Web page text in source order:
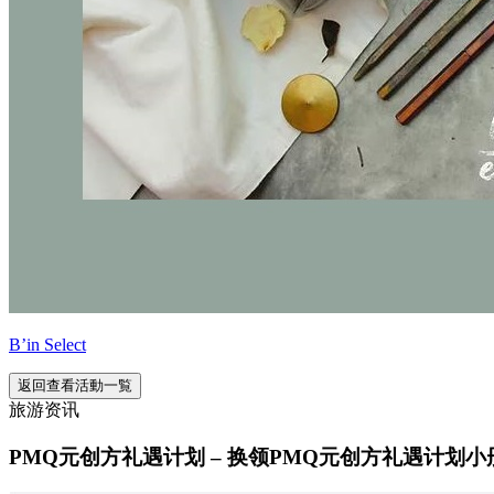
B’in Select
返回查看活動一覧
旅游资讯
PMQ元创方礼遇计划 – 换领PMQ元创方礼遇计划小